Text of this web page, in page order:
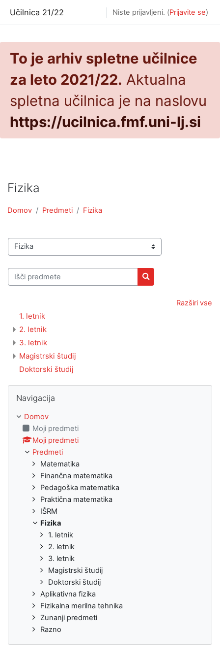
To je arhiv spletne učilnice
za leto 2021/22. Aktualna
spletna učilnica je na naslovu
https://ucilnica.fmf.uni-lj.si
Učilnica 21/22 Niste prijavljeni. (Prijavite se)
Fizika
Domov Predmeti Fizika
Kategorije predmetov
Išči predmete
Išči predmete
Razširi vse
1. letnik
2. letnik
3. letnik
Magistrski študij
Doktorski študij
Navigacija
Domov
Moji predmeti
Moji predmeti
Predmeti
Matematika
Finančna matematika
Pedagoška matematika
Praktična matematika
IŠRM
Fizika
1. letnik
2. letnik
3. letnik
Magistrski študij
Doktorski študij
Aplikativna fizika
Fizikalna merilna tehnika
Zunanji predmeti
Razno